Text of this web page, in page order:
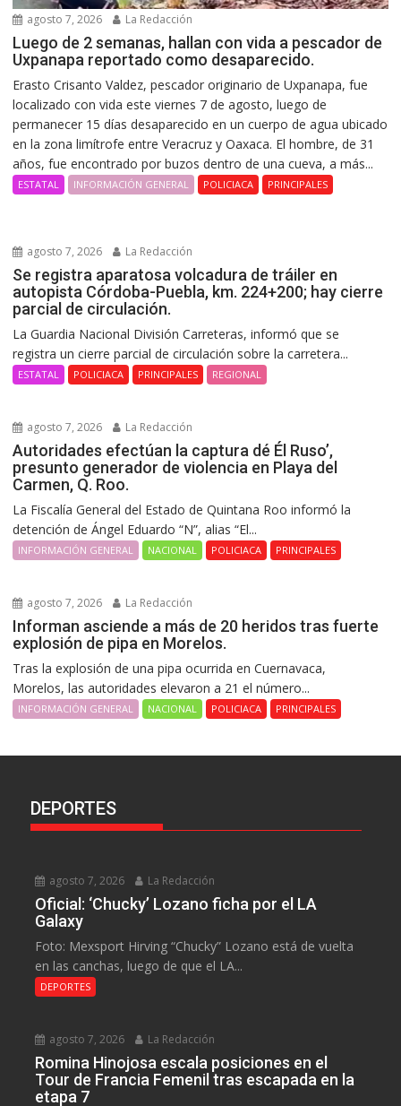
agosto 7, 2026 La Redacción
Luego de 2 semanas, hallan con vida a pescador de
Uxpanapa reportado como desaparecido.
Erasto Crisanto Valdez, pescador originario de Uxpanapa, fue
localizado con vida este viernes 7 de agosto, luego de
permanecer 15 días desaparecido en un cuerpo de agua ubicado
en la zona limítrofe entre Veracruz y Oaxaca. El hombre, de 31
años, fue encontrado por buzos dentro de una cueva, a más...
ESTATAL INFORMACIÓN GENERAL POLICIACA PRINCIPALES
agosto 7, 2026 La Redacción
Se registra aparatosa volcadura de tráiler en
autopista Córdoba-Puebla, km. 224+200; hay cierre
parcial de circulación.
La Guardia Nacional División Carreteras, informó que se
registra un cierre parcial de circulación sobre la carretera...
ESTATAL POLICIACA PRINCIPALES REGIONAL
agosto 7, 2026 La Redacción
Autoridades efectúan la captura dé Él Ruso’,
presunto generador de violencia en Playa del
Carmen, Q. Roo.
La Fiscalía General del Estado de Quintana Roo informó la
detención de Ángel Eduardo “N”, alias “El...
INFORMACIÓN GENERAL NACIONAL POLICIACA PRINCIPALES
agosto 7, 2026 La Redacción
Informan asciende a más de 20 heridos tras fuerte
explosión de pipa en Morelos.
Tras la explosión de una pipa ocurrida en Cuernavaca,
Morelos, las autoridades elevaron a 21 el número...
INFORMACIÓN GENERAL NACIONAL POLICIACA PRINCIPALES
DEPORTES
agosto 7, 2026 La Redacción
Oficial: ‘Chucky’ Lozano ficha por el LA
Galaxy
Foto: Mexsport Hirving “Chucky” Lozano está de vuelta
en las canchas, luego de que el LA...
DEPORTES
agosto 7, 2026 La Redacción
Romina Hinojosa escala posiciones en el
Tour de Francia Femenil tras escapada en la
etapa 7